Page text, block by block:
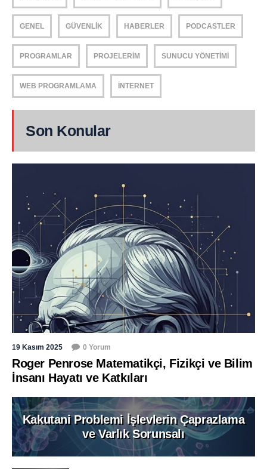
GENEL GÜVENLIK HABERLER PODCASTLER
PROGRAMLAR PROJELERIM SUNUCU YÖNETIMI
WEB PROGRAMLAMA İNTERNET
Son Konular
19 Kasım 2025 0 Yorum
Roger Penrose Matematikçi, Fizikçi ve Bilim
İnsanı Hayatı ve Katkıları
Kakutani Problemi İşlevlerin Çaprazlama
ve Varlık Sorunsalı